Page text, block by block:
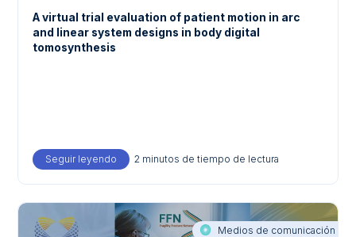
A virtual trial evaluation of patient motion in arc
and linear system designs in body digital
tomosynthesis
Seguir leyendo about A virtual trial evaluation of patient motion in
2 minutos de tiempo de lectura
Medios de comunicación